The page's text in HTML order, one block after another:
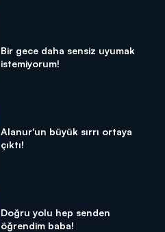
Bir gece daha sensiz uyumak
istemiyorum!
Alanur'un büyük sırrı ortaya
çıktı!
Doğru yolu hep senden
öğrendim baba!